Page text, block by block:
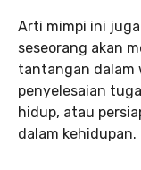
Arti mimpi ini
seseorang akan
tantangan dalam
penyelesaian
hidup, atau
dalam kehidupan.